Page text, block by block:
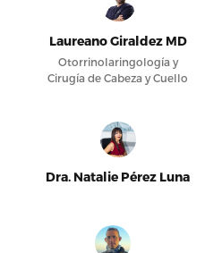
Laureano Giraldez MD
Otorrinolaringología y
Cirugía de Cabeza y Cuello
Dra. Natalie Pérez Luna